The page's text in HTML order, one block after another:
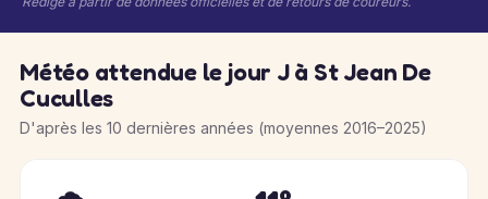
Météo attendue le jour J à St Jean De
Cuculles
D'après les 10 dernières années (moyennes 2016–2025)